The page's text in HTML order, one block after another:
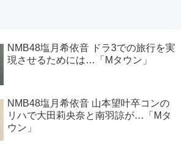
NMB48塩月希依音 ドラ3での旅行を実
現させるためには…「Mタウン」
NMB48塩月希依音 山本望叶卒コンの
リハで大田莉央奈と南羽諒が…「Mタ
ウン」